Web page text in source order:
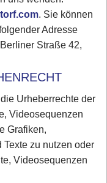
. Sie können
Adresse
Straße 42,
Urheberrechte der
Videosequenzen
Grafiken,
zu nutzen oder
Videosequenzen